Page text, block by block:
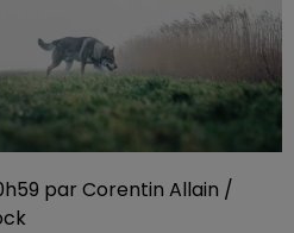
par Corentin Allain /